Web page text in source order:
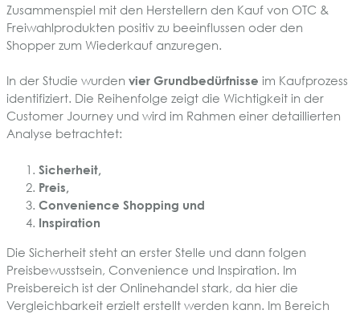
Zusammenspiel mit den Herstellern den Kauf von OTC &
Freiwahlprodukten positiv zu beeinflussen oder den
Shopper zum Wiederkauf anzuregen.
In der Studie wurden vier Grundbedürfnisse im Kaufprozess
identifiziert. Die Reihenfolge zeigt die Wichtigkeit in der
Customer Journey und wird im Rahmen einer detaillierten
Analyse betrachtet:
Sicherheit,
Preis,
Convenience Shopping und
Inspiration
Die Sicherheit steht an erster Stelle und dann folgen
Preisbewusstsein, Convenience und Inspiration. Im
Preisbereich ist der Onlinehandel stark, da hier die
Vergleichbarkeit erzielt erstellt werden kann. Im Bereich